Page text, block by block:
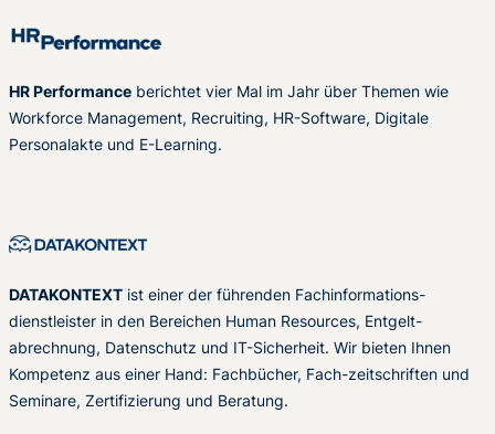
HR Performance berichtet vier Mal im Jahr über Themen wie
Workforce Management, Recruiting, HR-Software, Digitale
Personalakte und E-Learning.
DATAKONTEXT ist einer der führenden Fachinformations-
dienstleister in den Bereichen Human Resources, Entgelt-
abrechnung, Datenschutz und IT-Sicherheit. Wir bieten Ihnen
Kompetenz aus einer Hand: Fachbücher, Fach-zeitschriften und
Seminare, Zertifizierung und Beratung.